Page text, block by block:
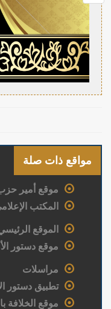
مواقع ذات صلة
موقع أمير حزب
المكتب
الموقع
موقع دستور
مراسلات
تطبيق دستور
موقع الخلافة